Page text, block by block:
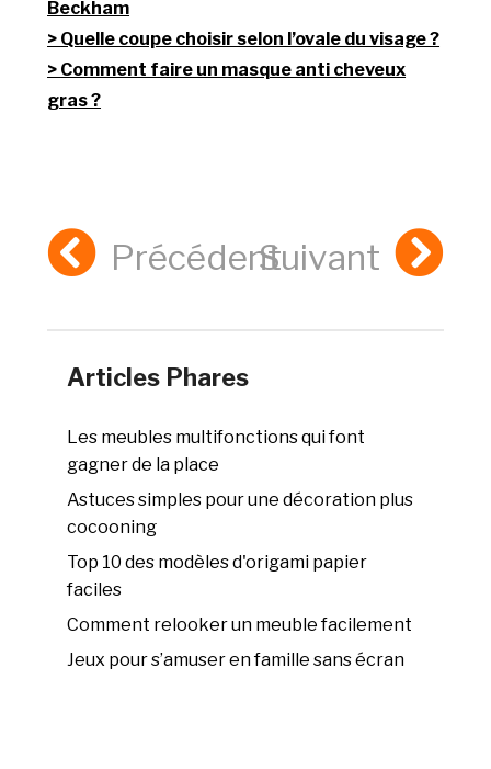
Beckham
Quelle coupe choisir selon l’ovale du visage ?
Comment faire un masque anti cheveux
gras ?
PrécédentSuivant
Articles Phares
Les meubles multifonctions qui font
gagner de la place
Astuces simples pour une décoration plus
cocooning
Top 10 des modèles d'origami papier
faciles
Comment relooker un meuble facilement
Jeux pour s’amuser en famille sans écran